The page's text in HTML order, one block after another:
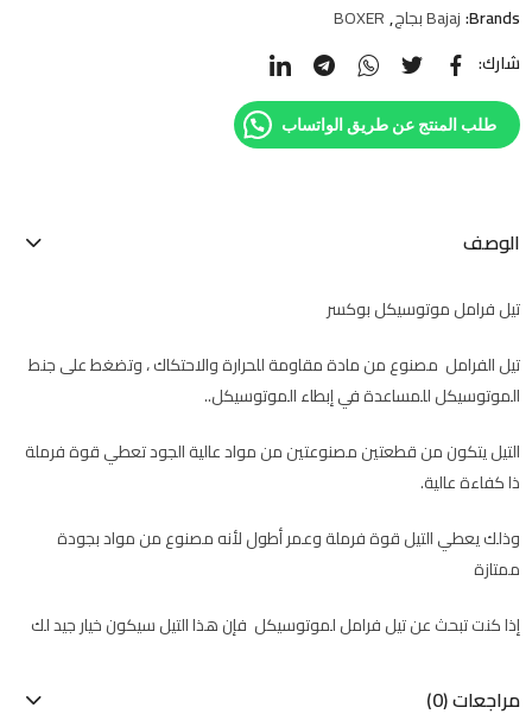
Brands: Bajaj بجاج ,
BOXER
شارك:
طلب المنتج عن طريق الواتساب
الوصف
تيل فرامل موتوسيكل بوكسر
تيل الفرامل مصنوع من مادة مقاومة للحرارة والاحتكاك ، وتضغط على جنط
الموتوسيكل للمساعدة في إبطاء الموتوسيكل..
التيل يتكون من قطعتين مصنوعتين من مواد عالية الجود تعطي قوة فرملة
ذا كفاءة عالية.
وذلك يعطي التيل قوة فرملة وعمر أطول لأنه مصنوع من مواد بجودة
ممتازة
إذا كنت تبحث عن تيل فرامل لموتوسيكل فإن هذا التيل سيكون خيار جيد لك
مراجعات (0)